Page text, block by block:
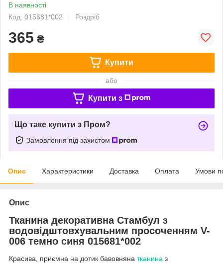
В наявності
Код: 015681*002
Роздріб
365 ₴
Купити
або
Купити з
Що таке купити з Пром?
Замовлення під захистом
Опис Характеристики Доставка Оплата Умови
Опис
Тканина декоративна Стамбул з
водовідштовхувальним просоченням V-
006 темно синя 015681*002
Красива, приємна на дотик бавовняна тканина з